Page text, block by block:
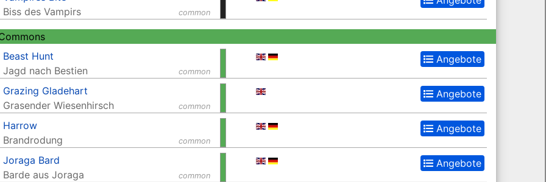
common
Biss des Vampirs
common
Beast Hunt
Jagd nach Bestien
Angebote
common
Grazing Gladehart
Grasender Wiesenhirsch
Angebote
common
Harrow
Brandrodung
Angebote
common
Joraga Bard
Barde aus Joraga
Angebote